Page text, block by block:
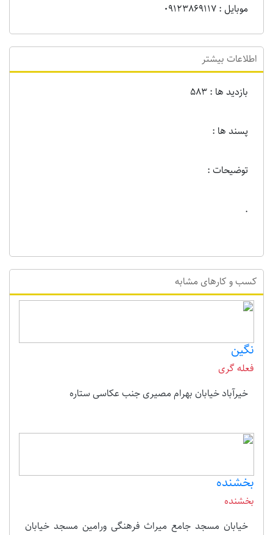
موبایل : 09123869117
اطلاعات بیشتر
بازدید ها : 583
پسند ها :
توضیحات :
.
کسب و کارهای مشابه
نگین
فعله گری
خیرآباد خیابان بهرام مصیری جنب عکاسی ستاره
بخشنده
بخشنده
خیابان مسجد جامع میراث فرهنگی ورامین مسجد خیابان